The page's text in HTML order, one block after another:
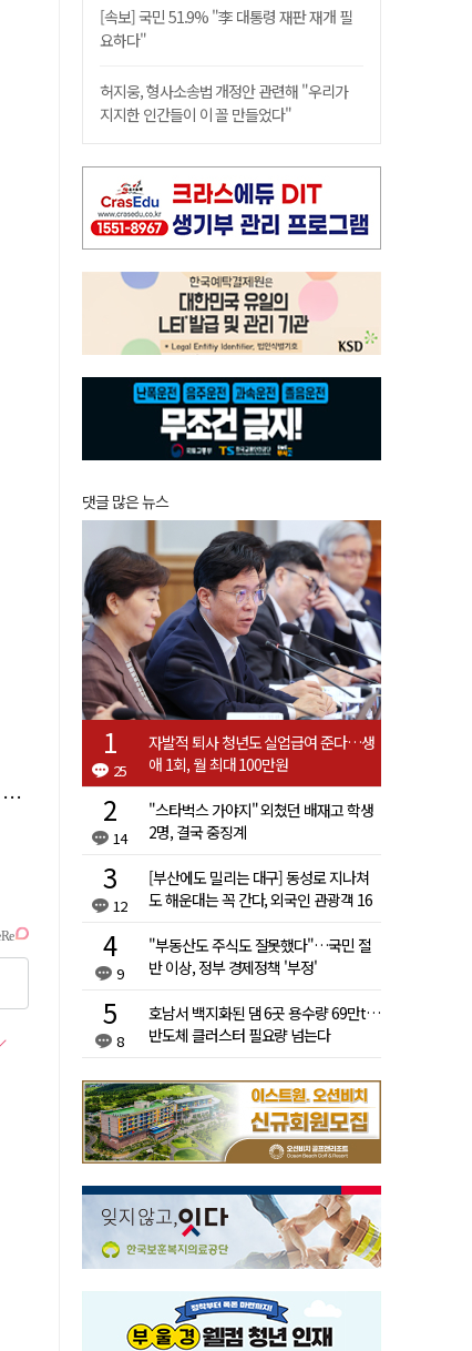
[속보] 국민 51.9% "李 대통령 재판 재개 필
요하다"
허지웅, 형사소송법 개정안 관련해 "우리가
지지한 인간들이 이 꼴 만들었다"
댓글 많은 뉴스
25
자발적 퇴사 청년도 실업급여 준다…생
애 1회, 월 최대 100만원
14
"스타벅스 가야지" 외쳤던 배재고 학생
2명, 결국 중징계
12
[부산에도 밀리는 대구] 동성로 지나쳐
도 해운대는 꼭 간다, 외국인 관광객 16
9
"부동산도 주식도 잘못했다"…국민 절
반 이상, 정부 경제정책 '부정'
8
호남서 백지화된 댐 6곳 용수량 69만t…
반도체 클러스터 필요량 넘는다